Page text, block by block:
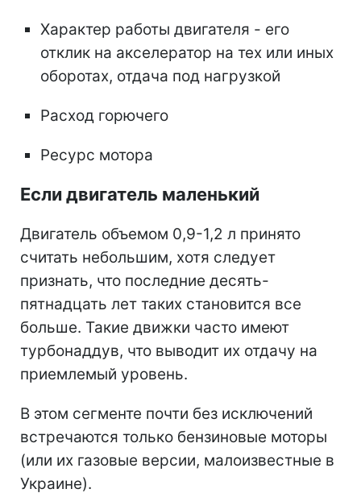
Характер работы двигателя - его
отклик на акселератор на тех или иных
оборотах, отдача под нагрузкой
Расход горючего
Ресурс мотора
Если двигатель маленький
Двигатель объемом 0,9-1,2 л принято
считать небольшим, хотя следует
признать, что последние десять-
пятнадцать лет таких становится все
больше. Такие движки часто имеют
турбонаддув, что выводит их отдачу на
приемлемый уровень.
В этом сегменте почти без исключений
встречаются только бензиновые моторы
(или их газовые версии, малоизвестные в
Украине).